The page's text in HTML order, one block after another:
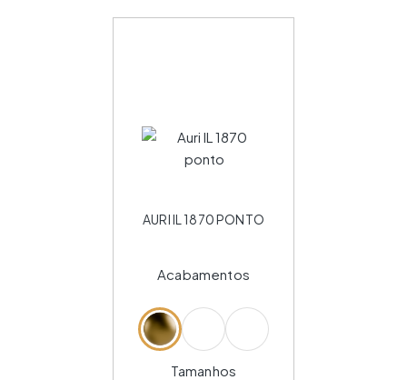
AURI IL 1870 PONTO
Acabamentos
Tamanhos